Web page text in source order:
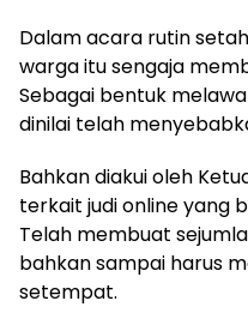
Dalam acara rutin
warga itu sengaja
Sebagai bentuk
dinilai telah
Bahkan diakui oleh
terkait judi online yang
Telah membuat
bahkan sampai harus
setempat.